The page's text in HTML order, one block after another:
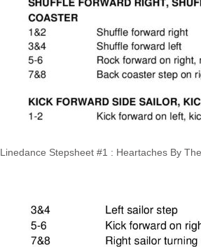
Linedance Stepsheet #1 : Heartaches By